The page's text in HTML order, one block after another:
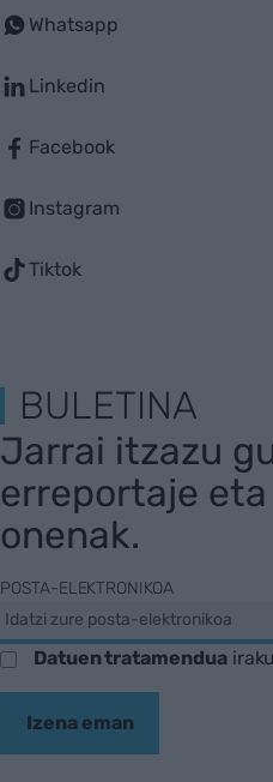
Whatsapp
Linkedin
Facebook
Instagram
Tiktok
BULETINA
Jarrai itzazu
erreportaje
onenak.
POSTA-ELEKTRONIKOA
Datuen tratamendua
Izena eman